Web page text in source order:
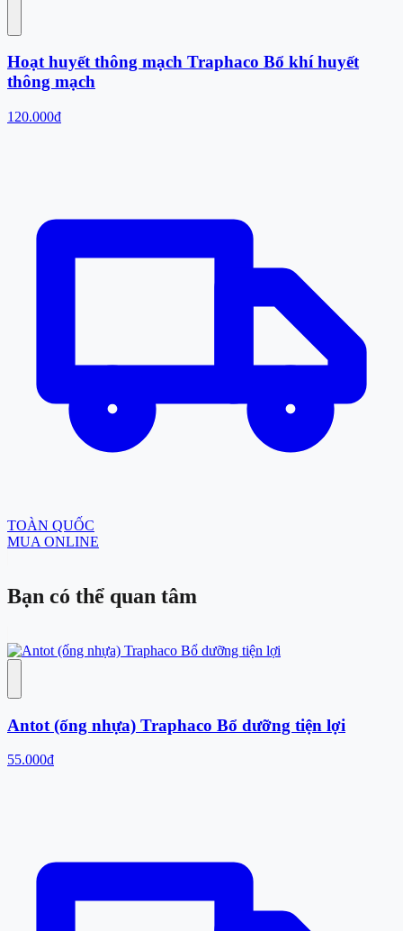
Hoạt huyết thông mạch Traphaco Bổ khí huyết
thông mạch
120.000đ
TOÀN QUỐC
MUA ONLINE
Bạn có thể quan tâm
Antot (ống nhựa) Traphaco Bổ dưỡng tiện lợi
55.000đ